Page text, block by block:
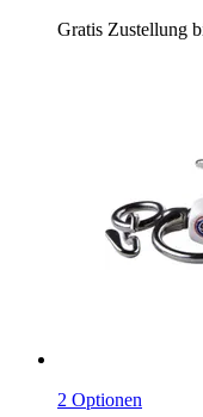
Gratis Zustellung
2 Optionen